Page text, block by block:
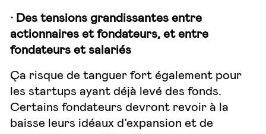
· Des tensions grandissantes entre
actionnaires et fondateurs, et entre
fondateurs et salariés
Ça risque de tanguer fort également pour
les startups ayant déjà levé des fonds.
Certains fondateurs devront revoir à la
baisse leurs idéaux d’expansion et de